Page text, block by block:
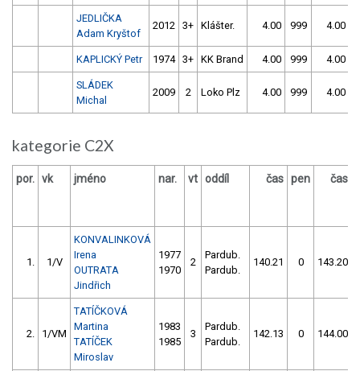
JEDLIČKA
Adam Kryštof
2012 3+ Klášter. 4.00 999 4.00
KAPLICKÝ Petr 1974 3+ KK Brand 4.00 999 4.00
SLÁDEK
Michal
2009 2 Loko Plz 4.00 999 4.00
kategorie C2X
por. vk jméno nar. vt oddíl čas pen čas
1. 1/V
KONVALINKOVÁ
Irena
OUTRATA
Jindřich
1977
1970
2
Pardub.
Pardub.
140.21 0 143.20
2. 1/VM
TATÍČKOVÁ
Martina
TATÍČEK
Miroslav
1983
1985
3
Pardub.
Pardub.
142.13 0 144.00